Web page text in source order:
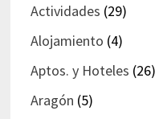
Actividades (29)
Alojamiento (4)
Aptos. y Hoteles (26)
Aragón (5)